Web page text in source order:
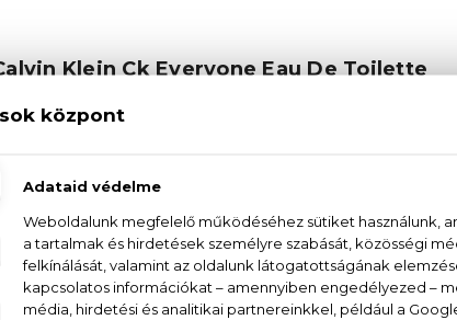
Klein Ck Everyone Eau De Toilette
Eau De Toilette parfüm illata körülvesz
érzékeket. Az illat összetevői között
természetes vizes jegyek, melyek
alapját a meleg cédrus, a földes pacsuli
teremtenek. A Calvin Klein CK
különleges alkalmakkor is remekül helytáll.